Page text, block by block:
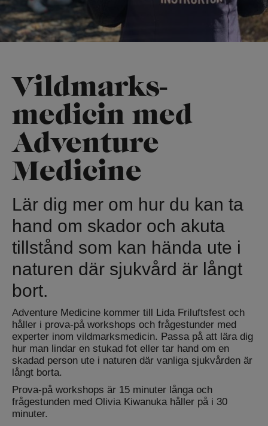
Vildmarks­
medicin med
Adventure
Medicine
Lär dig mer om hur du kan ta
hand om skador och akuta
tillstånd som kan hända ute i
naturen där sjukvård är långt
bort.
Adventure Medicine kommer till Lida Friluftsfest och
håller i prova-på workshops och frågestunder med
experter inom vildmarksmedicin. Passa på att lära dig
hur man lindar en stukad fot eller tar hand om en
skadad person ute i naturen där vanliga sjukvården är
långt borta.
Prova-på workshops är 15 minuter långa och
frågestunden med Olivia Kiwanuka håller på i 30
minuter.